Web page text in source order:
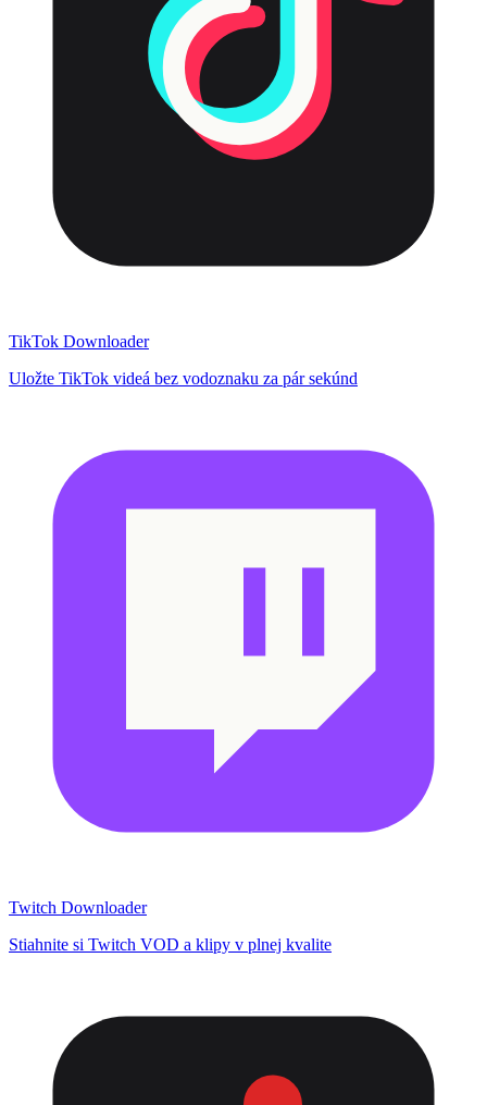
TikTok Downloader
Uložte TikTok videá bez vodoznaku za pár sekúnd
Twitch Downloader
Stiahnite si Twitch VOD a klipy v plnej kvalite